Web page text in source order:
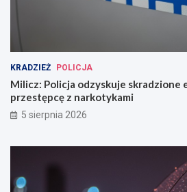
KRADZIEŻ POLICJA
Milicz: Policja odzyskuje skradzione
przestępcę z narkotykami
5 sierpnia 2026